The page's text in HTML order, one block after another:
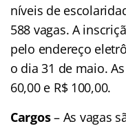
níveis de
588 vagas. A
pelo endereço
o dia 31 de maio.
60,00 e R$ 100,00.
Cargos– As vagas